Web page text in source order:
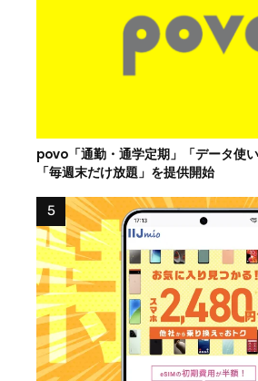
povo「通勤・通学定期」「データ使
「毎週末だけ放題」を提供開始